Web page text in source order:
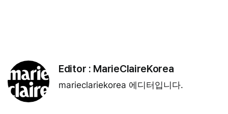
Editor : MarieClaireKorea
marieclariekorea 에디터입니다.